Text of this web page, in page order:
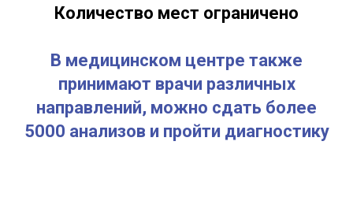
Количество мест ограничено
В медицинском центре также
принимают врачи различных
направлений, можно сдать более
5000 анализов и пройти диагностику